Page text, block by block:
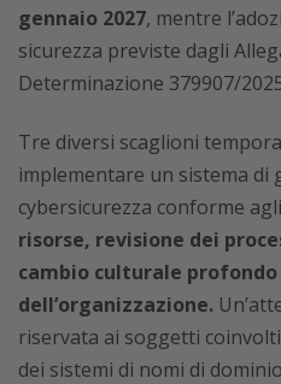
gennaio 2027, mentre
sicurezza previste dagli
Determinazione 379907/
Tre diversi scaglioni
implementare un sistema di
cybersicurezza conforme
risorse, revisione dei
cambio culturale profondo
dell’organizzazione.
riservata ai soggetti
dei sistemi di nomi di